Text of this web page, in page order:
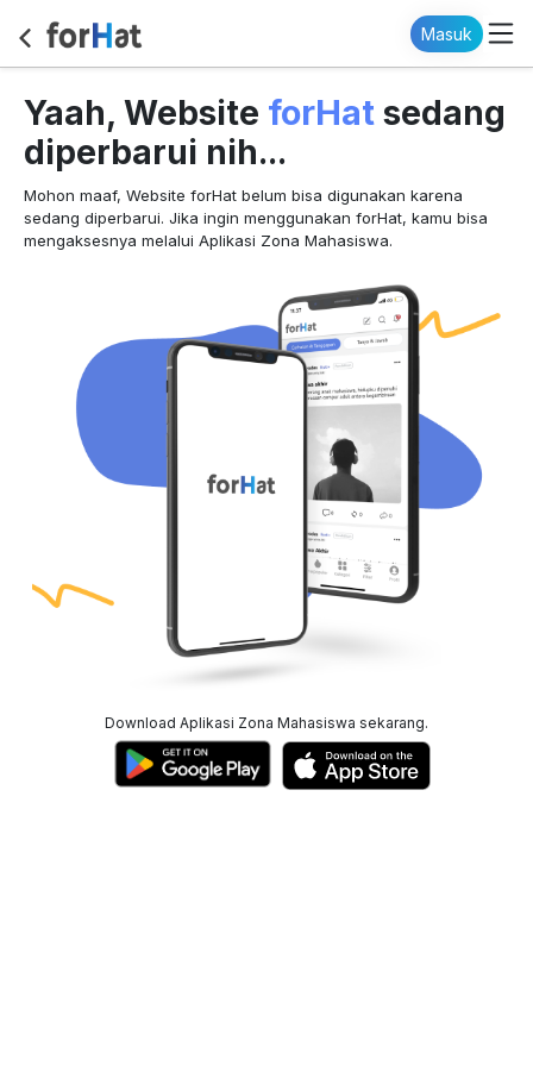
Masuk
Yaah, Website forHat sedang
diperbarui nih...
Mohon maaf, Website forHat belum bisa digunakan karena
sedang diperbarui. Jika ingin menggunakan forHat, kamu bisa
mengaksesnya melalui Aplikasi Zona Mahasiswa.
Download Aplikasi Zona Mahasiswa sekarang.